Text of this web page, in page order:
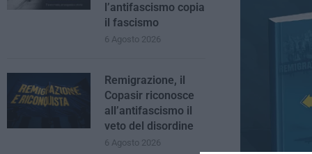
l’antifascismo copia
il fascismo
6 Agosto 2026
Remigrazione, il
Copasir riconosce
all’antifascismo il
veto del disordine
6 Agosto 2026